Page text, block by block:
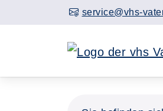
service@vhs-